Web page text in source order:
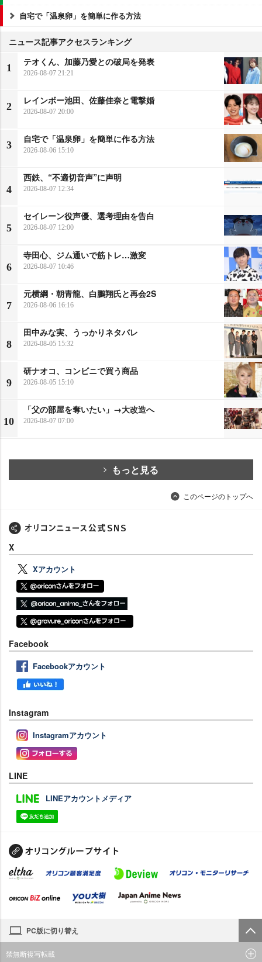
自宅で「温泉卵」を簡単に作る方法
ニュース記事アクセスランキング
1
テオくん、加藤乃愛との破局を発表
2026-08-07 21:21
2
レインボー池田、佐藤佳奈と電撃婚
2026-08-07 20:00
3
自宅で「温泉卵」を簡単に作る方法
2026-08-06 15:10
4
西鉄、“不適切音声”に声明
2026-08-07 12:34
5
セイレーン役声優、選考理由を告白
2026-08-07 12:00
6
寺田心、ジム通いで筋トレ…激変
2026-08-07 10:46
7
元横綱・朝青龍、白鵬翔氏と再会2S
2026-08-06 16:16
8
田中みな実、うっかりネタバレ
2026-08-05 15:32
9
研ナオコ、コンビニで買う商品
2026-08-05 15:10
10
「父の部屋を奪いたい」→大改造へ
2026-08-07 07:00
もっと見る
このページのトップへ
X
Xアカウント
Facebook
Facebookアカウント
Instagram
Instagramアカウント
LINE
LINEアカウントメディア
PC版に切り替え
禁無断複写転載